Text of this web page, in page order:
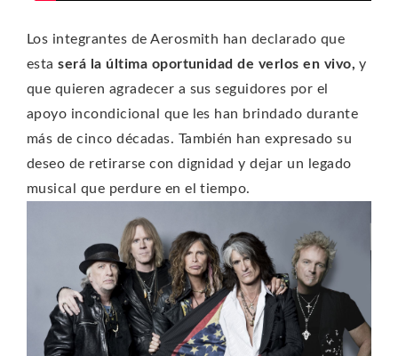
Los integrantes de Aerosmith han declarado que
estaserá la última oportunidad de verlos en vivo, y
que quieren agradecer a sus seguidores por el
apoyo incondicional que les han brindado durante
más de cinco décadas. También han expresado su
deseo de retirarse con dignidad y dejar un legado
musical que perdure en el tiempo.